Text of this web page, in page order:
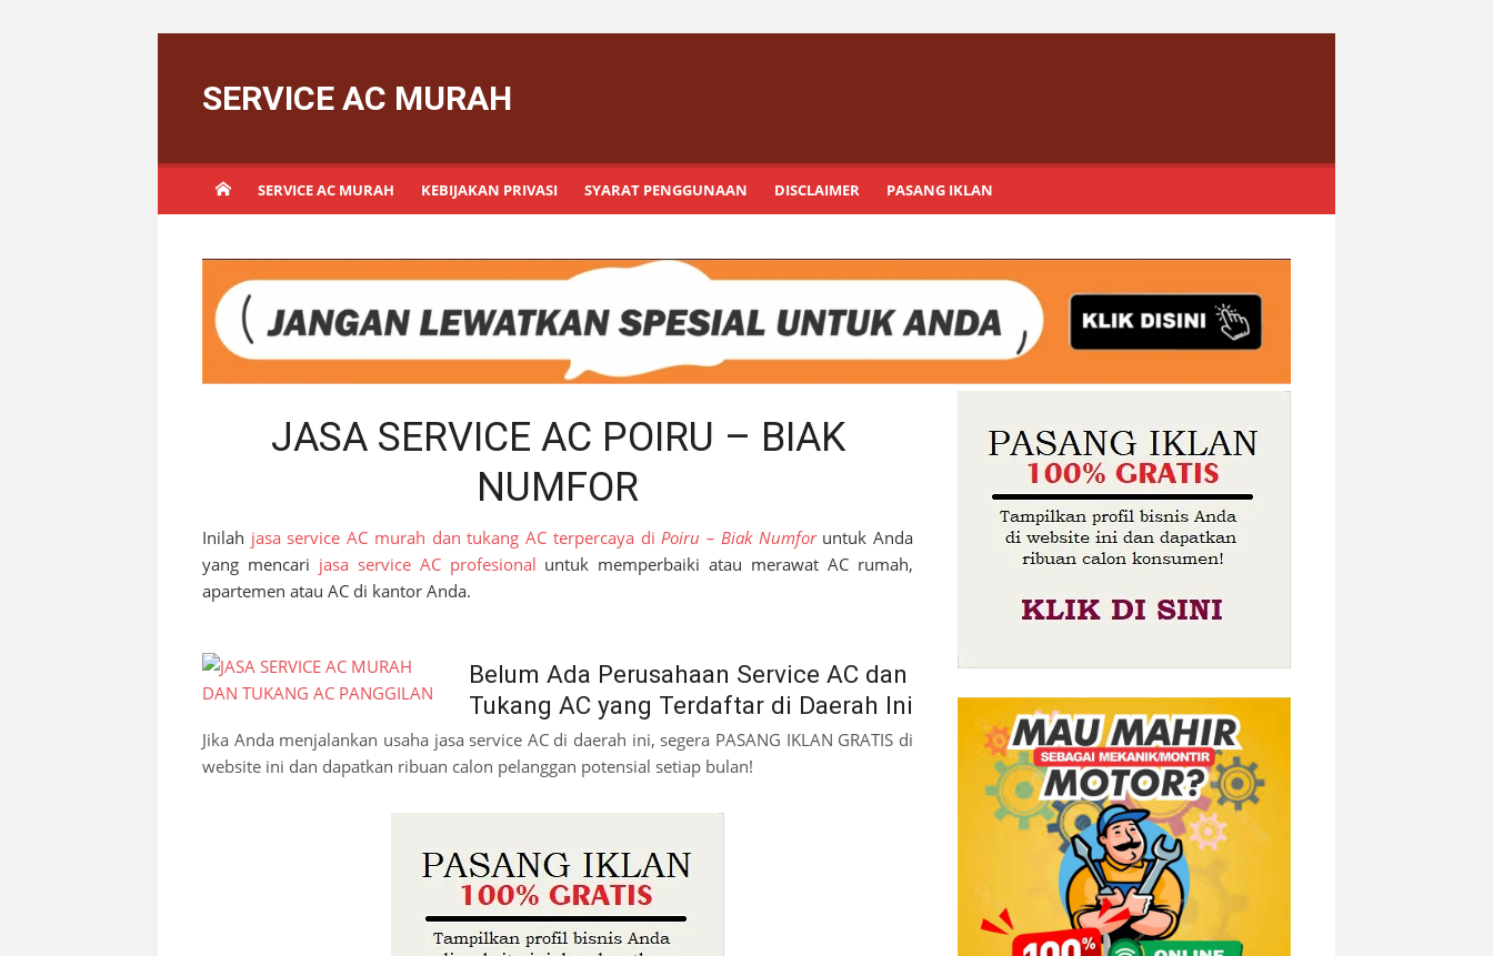
contentSERVICE AC MURAH
SERVICE AC MURAH KEBIJAKAN PRIVASI SYARAT PENGGUNAAN DISCLAIMER PASANG IKLAN
JASA SERVICE AC POIRU – BIAK
NUMFOR
Inilah jasa service AC murah dan tukang AC terpercaya di Poiru – Biak Numforuntuk Anda
yang mencari jasa service AC profesional untuk memperbaiki atau merawat AC rumah,
apartemen atau AC di kantor Anda.
Belum Ada Perusahaan Service AC dan
Tukang AC yang Terdaftar di Daerah Ini
Jika Anda menjalankan usaha jasa service AC di daerah ini, segera PASANG IKLAN GRATIS di
website ini dan dapatkan ribuan calon pelanggan potensial setiap bulan!